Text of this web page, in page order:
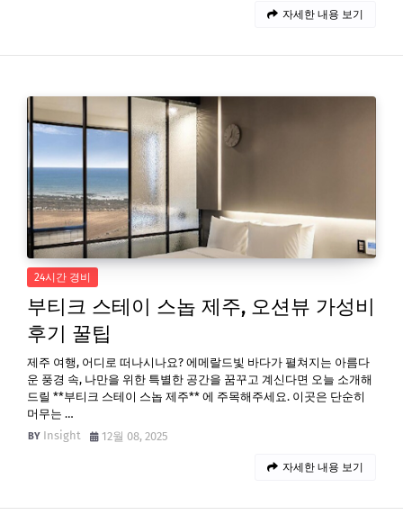
자세한 내용 보기
24시간 경비
부티크 스테이 스놉 제주, 오션뷰 가성비
후기 꿀팁
제주 여행, 어디로 떠나시나요? 에메랄드빛 바다가 펼쳐지는 아름다
운 풍경 속, 나만을 위한 특별한 공간을 꿈꾸고 계신다면 오늘 소개해
드릴 **부티크 스테이 스놉 제주** 에 주목해주세요. 이곳은 단순히
머무는 …
Insight
12월 08, 2025
자세한 내용 보기